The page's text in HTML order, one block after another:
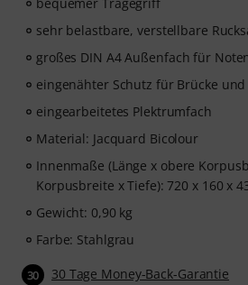
sehr belastbare, verstellbare
großes DIN A4 Außenfach für
eingenähter Schutz für Brücke
eingearbeitetes Plektrumfach
Material: Jacquard Bicolour
Innenmaße (Länge x obere
Korpusbreite x Tiefe): 720 x 160 x
Gewicht: 0,90 kg
Farbe: Stahlgrau
30 30 Tage Money-Back-Garantie